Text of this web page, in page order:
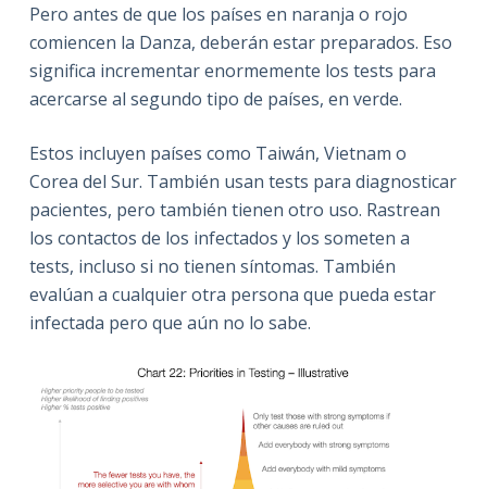
Pero antes de que los países en naranja o rojo
comiencen la Danza, deberán estar preparados. Eso
significa incrementar enormemente los tests para
acercarse al segundo tipo de países, en verde.
Estos incluyen países como Taiwán, Vietnam o
Corea del Sur. También usan tests para diagnosticar
pacientes, pero también tienen otro uso. Rastrean
los contactos de los infectados y los someten a
tests, incluso si no tienen síntomas. También
evalúan a cualquier otra persona que pueda estar
infectada pero que aún no lo sabe.